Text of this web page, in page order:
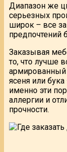
Диапазон же
серьезных
широк – все
предпочтений
Заказывая
то, что лучше
армированный
ясеня или
именно эти
аллергии и
прочности.